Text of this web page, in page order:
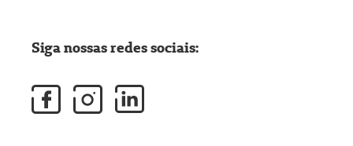
Siga nossas redes sociais: